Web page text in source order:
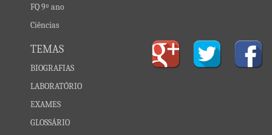
FQ 9º ano
Ciências
TEMAS
BIOGRAFIAS
LABORATÓRIO
EXAMES
GLOSSÁRIO